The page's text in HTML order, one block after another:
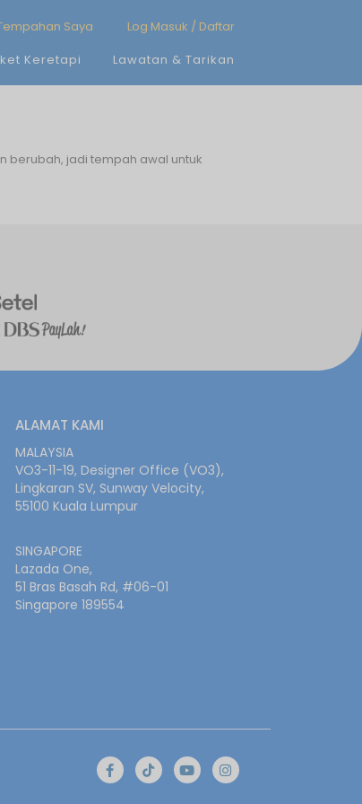
Saya
Log Masuk / Daftar
Keretapi Lawatan & Tarikan
berubah, jadi tempah awal untuk
ALAMAT KAMI
MALAYSIA
VO3-11-19, Designer Office (VO3),
Lingkaran SV, Sunway Velocity,
55100 Kuala Lumpur
SINGAPORE
Lazada One,
51 Bras Basah Rd, #06-01
Singapore 189554